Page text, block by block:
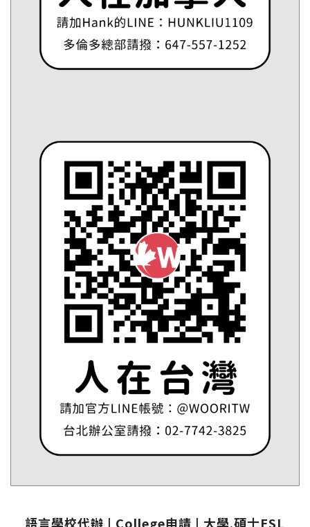
語言學校代辦 | College申請 | 大學.碩士ESL